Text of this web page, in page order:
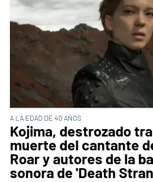
A LA EDAD DE 40 AÑOS
Kojima, destrozado
muerte del cantante
Roar y autores de la
sonora de 'Death